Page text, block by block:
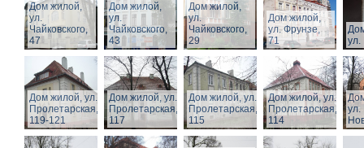
Дом жилой,
ул.
Чайковского,
47
Дом жилой,
ул.
Чайковского,
43
Дом жилой,
ул.
Чайковского,
29
Дом жилой,
ул. Фрунзе,
71
ул.
Дом жилой, ул.
Пролетарская,
119-121
Дом жилой, ул.
Пролетарская,
117
Дом жилой, ул.
Пролетарская,
115
Дом жилой, ул.
Пролетарская,
114